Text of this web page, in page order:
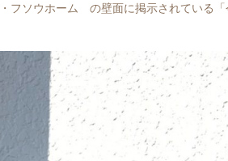
フソウホーム
の壁面に掲示されている「